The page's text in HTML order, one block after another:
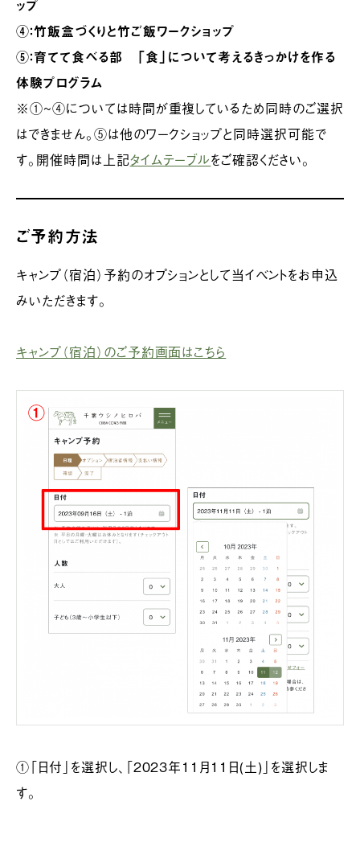
ップ
④：竹飯盒づくりと竹ご飯ワークショップ
⑤：育てて食べる部 「食」について考えるきっかけを作る
体験プログラム
※①~④については時間が重複しているため同時のご選択
はできません。⑤は他のワークショップと同時選択可能で
す。開催時間は上記タイムテーブルをご確認ください。
ご予約方法
キャンプ（宿泊）予約のオプションとして当イベントをお申込
みいただきます。
キャンプ（宿泊）のご予約画面はこちら
①「日付」を選択し、「2023年11月11日(土)」を選択しま
す。